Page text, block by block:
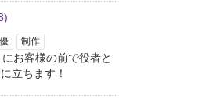
制作
お客様の前で役者と
立ちます！